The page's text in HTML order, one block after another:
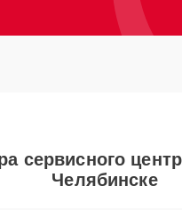
сервисного
Челябинске